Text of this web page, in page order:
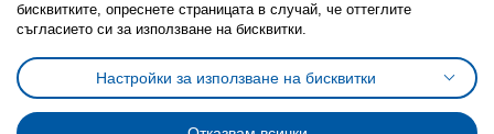
Политика за използване на бисквитки (Cookies)
Избор на настройки за използване на бисквитки
Условия за ползване на ikea.bgОбща политика за личните данни
Политика за защита на личните данни на ikea.bg
Общи условия на програма IKEA Family
бисквитките, опреснете страницата в случай, че оттеглите
съгласието си за използване на бисквитки.
Настройки за използване на бисквитки